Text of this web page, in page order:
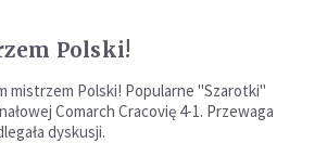
Polski!
mistrzem Polski! Popularne "Szarotki"
Comarch Cracovię 4-1. Przewaga
dyskusji.